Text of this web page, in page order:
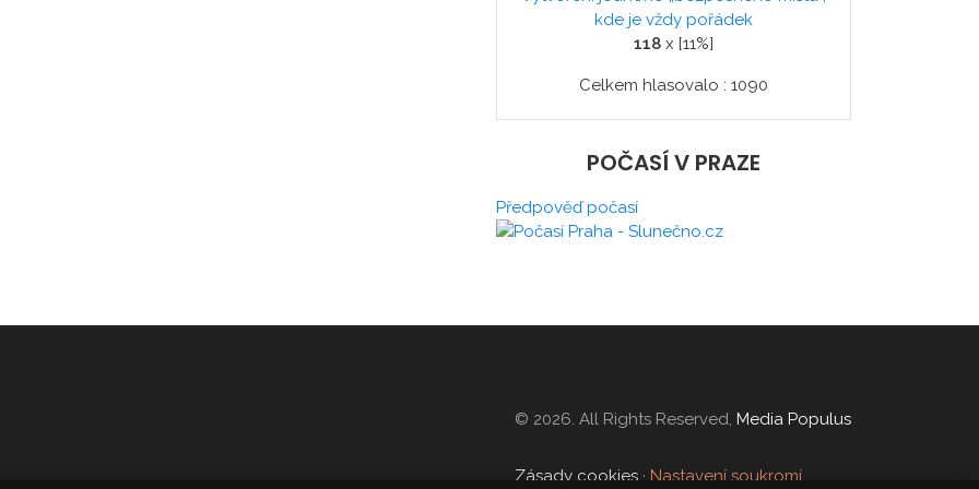
kde je vždy pořádek
118 x [11%]
Celkem hlasovalo : 1090
POČASÍ V PRAZE
Předpověď počasí
© 2026. All Rights Reserved, Media Populus
Zásady cookies · Nastavení soukromí